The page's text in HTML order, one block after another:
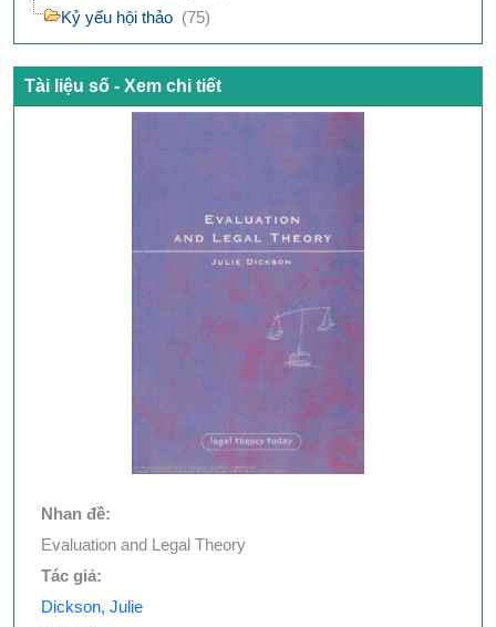
Kỷ yếu hội thảo (75)
Tài liệu số - Xem chi tiết
Nhan đề:
Evaluation and Legal Theory
Tác giả:
Dickson, Julie